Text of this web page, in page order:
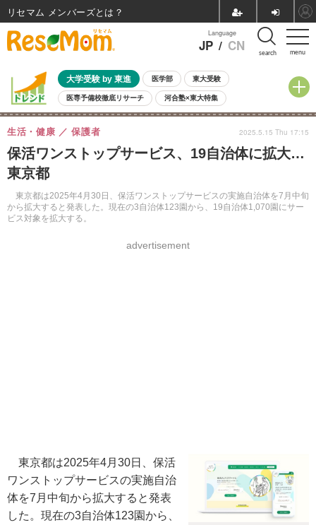
menu
Language
JP / CN search
大学受験 by 東進 医学部 東大受験
医専予備校徹底リサーチ 河合塾×東大特集
親子で考える大学選び 高校受験 中学受験 小学校受験
共通テスト 夏休み
8月開催イベント・WS 全国公立高校 過去問 人気記事
自由研究教材（小学生向け）
保活ワンストップサービス、19自治体に拡大…
東京都
東京都は2025年4月30日、保活ワンストップサービスの実施自治体を7月中旬
から拡大すると発表した。現在の3自治体123園から、19自治体1,070園にサー
ビス対象を拡大する。
生活・健康 保護者
advertisement
2025.5.15 Thu 17:15
東京都は2025年4月30日、保活
ワンストップサービスの実施自治
体を7月中旬から拡大すると発表
した。現在の3自治体123園から、
リセマム メンバーズ